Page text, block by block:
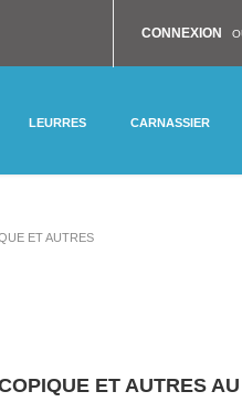
CONNEXION
LEURRES CARNASSIER
ET AUTRES
ET AUTRES